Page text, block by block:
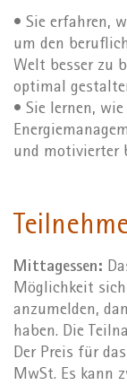
• Sie erfahren,
um den
Welt besser zu
optimal
• Sie lernen,
und motivierter
Mittagessen:
Möglichkeit
anzumelden,
haben. Die
Der Preis für
MwSt. Es kann